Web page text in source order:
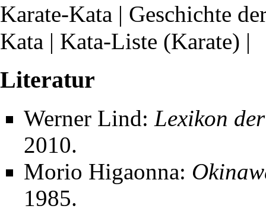
Karate-Kata | Geschichte
Kata | Kata-Liste (Karate) |
Literatur
Werner Lind: Lexikon
2010.
Morio Higaonna:
1985.